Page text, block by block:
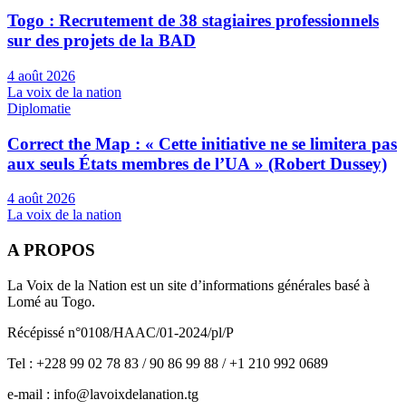
Togo : Recrutement de 38 stagiaires professionnels
sur des projets de la BAD
4 août 2026
La voix de la nation
Diplomatie
Correct the Map : « Cette initiative ne se limitera pas
aux seuls États membres de l’UA » (Robert Dussey)
4 août 2026
La voix de la nation
A PROPOS
La Voix de la Nation est un site d’informations générales basé à
Lomé au Togo.
Récépissé n°0108/HAAC/01-2024/pl/P
Tel : +228 99 02 78 83 / 90 86 99 88 / +1 210 992 0689
e-mail : info@lavoixdelanation.tg